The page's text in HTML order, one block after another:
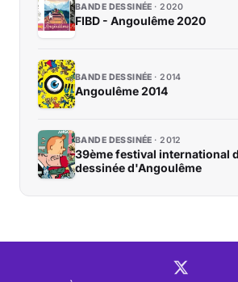
BANDE DESSINÉE 2020
FIBD - Angoulême 2020
BANDE DESSINÉE 2014
Angoulême 2014
BANDE DESSINÉE 2012
39ème festival international
dessinée d'Angoulême